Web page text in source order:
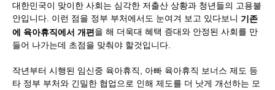
대한민국이 맞이한 사회는 심각한 저출산 상황과 청년들의 고용불
안입니다. 이런 점을 정부 부처에서도 눈여겨 보고 있다보니 ​기존
에 육아휴직에서 개편 ​을 해 더욱대 혜택 증대와 안정된 사회를 만
들어 나가는데 초점을 맞춰야 할것입니다.
작년부터 시행된 임신중 육아휴직, 아빠 육아휴직 보너스 제도 등
타 정부 부처와 긴밀한 협업으로 인해 제도를 더 낫게 개선하는 모